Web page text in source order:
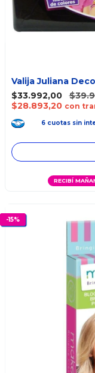
Valija Juliana
$33.992,00
$28.893,20 con
6 cuotas sin
RECIBÍ
-15%